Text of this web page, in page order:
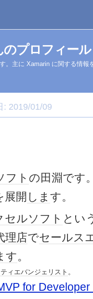
のプロフィール
。主に Xamarin に関する情報
: 2019/01/09
フト の田淵です
展開 しま す。
セルソフト とい
理店でセールス
す。
ィ エバンジェリスト 。
for